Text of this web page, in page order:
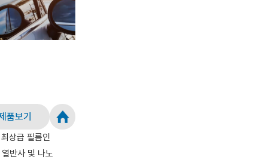
품보기
상급 필름인
반사 및 나노